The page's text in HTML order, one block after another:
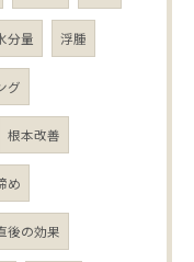
分量 浮腫
グ
根本改善
め
後の効果